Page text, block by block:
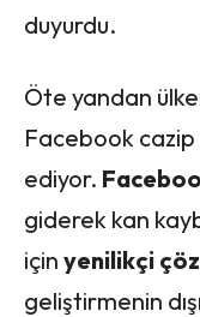
duyurdu.
Öte yandan
Facebook
ediyor.
giderek kan
için yenilikçi
geliştirmenin